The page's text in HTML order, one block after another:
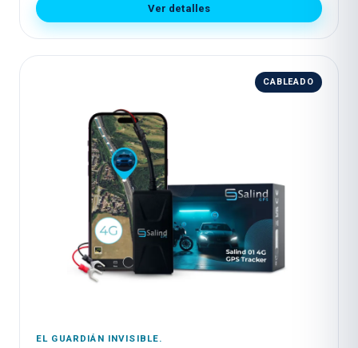
Ver detalles
CABLEADO
EL GUARDIÁN INVISIBLE.